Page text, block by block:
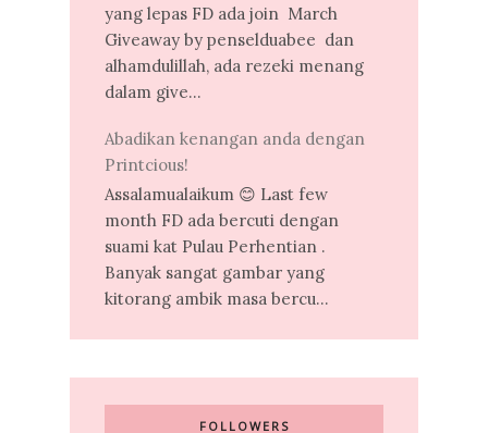
yang lepas FD ada join March
Giveaway by penselduabee dan
alhamdulillah, ada rezeki menang
dalam give...
Abadikan kenangan anda dengan
Printcious!
Assalamualaikum 😊 Last few
month FD ada bercuti dengan
suami kat Pulau Perhentian .
Banyak sangat gambar yang
kitorang ambik masa bercu...
FOLLOWERS